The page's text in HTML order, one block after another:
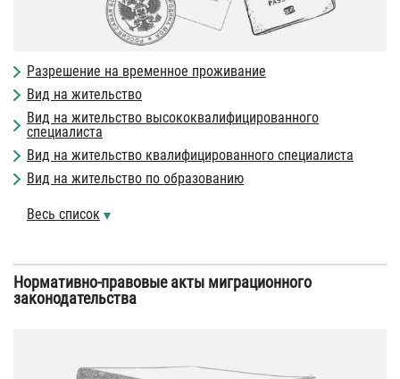
Разрешение на временное проживание
Вид на жительство
Вид на жительство высококвалифицированного
специалиста
Вид на жительство квалифицированного специалиста
Вид на жительство по образованию
Весь список
Нормативно-правовые акты миграционного
законодательства